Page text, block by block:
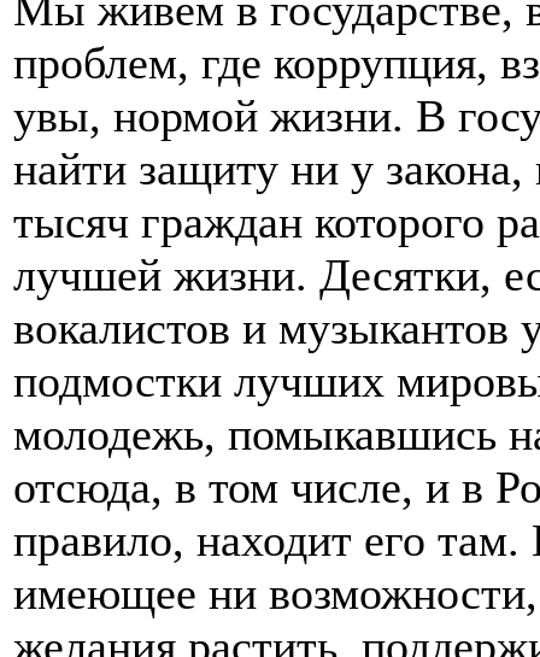
проблем, где коррупция,
увы, нормой жизни. В
найти защиту ни у закона,
тысяч граждан которого
лучшей жизни. Десятки,
вокалистов и
подмостки лучших
молодежь, помыкавшись
отсюда, в том числе, и в
правило, находит его там.
имеющее ни возможности,
желания растить,